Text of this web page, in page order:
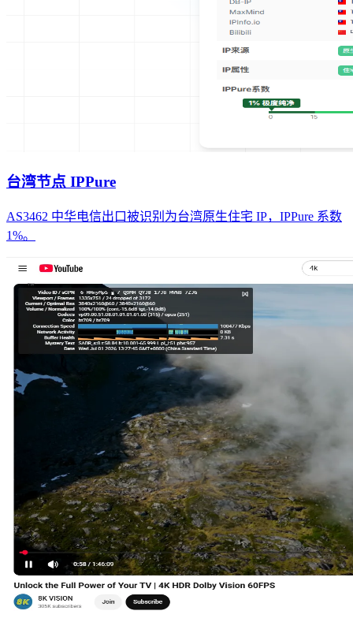
台湾节点 IPPure
AS3462 中华电信出口被识别为台湾原生住宅 IP，IPPure 系数
1%。